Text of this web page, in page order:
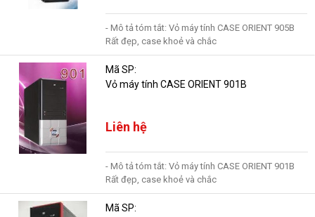
- Mô tả tóm tắt: Vỏ máy tính CASE ORIENT 905B
Rất đẹp, case khoẻ và chắc
Mã SP:
Vỏ máy tính CASE ORIENT 901B
Liên hệ
- Mô tả tóm tắt: Vỏ máy tính CASE ORIENT 901B
Rất đẹp, case khoẻ và chắc
Mã SP: